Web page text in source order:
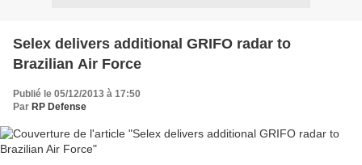
Selex delivers additional GRIFO radar to
Brazilian Air Force
Publié le 05/12/2013 à 17:50
Par RP Defense